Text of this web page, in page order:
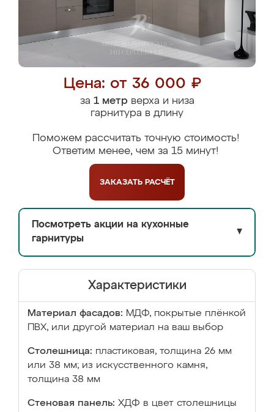
Цена: от 36 000 ₽
за 1 метрверха и низа
гарнитура в длину
Поможем рассчитать точную стоимость!
Ответим менее, чем за 15 минут!
ЗАКАЗАТЬ РАСЧЁТ
Посмотреть акции на кухонные
гарнитуры
▼
Характеристики
Материал фасадов: МДФ, покрытые плёнкой
ПВХ, или другой материал на ваш выбор
Столешница: пластиковая, толщина 26 мм
или 38 мм; из искусственного камня,
толщина 38 мм
Стеновая панель: ХДФ в цвет столешницы